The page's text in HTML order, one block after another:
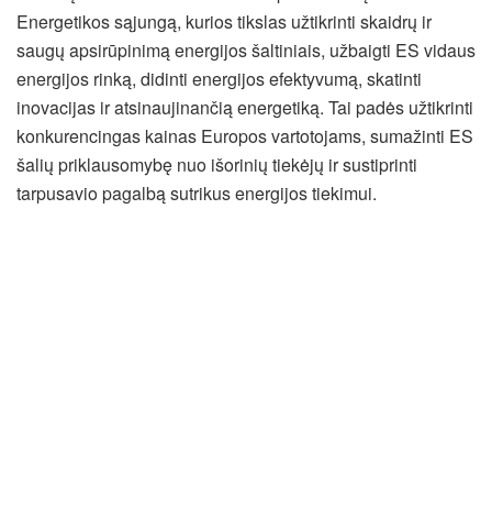
Energetikos sąjungą, kurios tikslas užtikrinti skaidrų ir
saugų apsirūpinimą energijos šaltiniais, užbaigti ES vidaus
energijos rinką, didinti energijos efektyvumą, skatinti
inovacijas ir atsinaujinančią energetiką. Tai padės užtikrinti
konkurencingas kainas Europos vartotojams, sumažinti ES
šalių priklausomybę nuo išorinių tiekėjų ir sustiprinti
tarpusavio pagalbą sutrikus energijos tiekimui.